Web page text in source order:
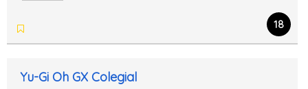
18
Yu-Gi Oh GX Colegial